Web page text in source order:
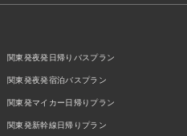
関東発夜発日帰りバスプラン
関東発夜発宿泊バスプラン
関東発マイカー日帰りプラン
関東発新幹線日帰りプラン